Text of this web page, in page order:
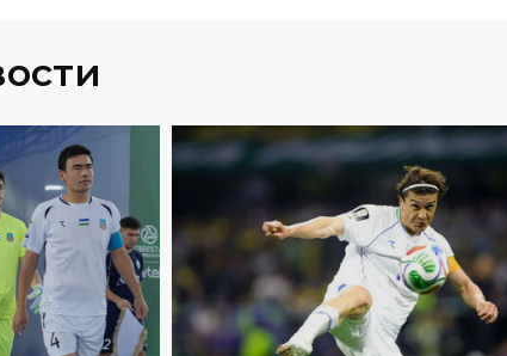
СПОРТ 28 .07.2026
Гол Шомуродова вошел в